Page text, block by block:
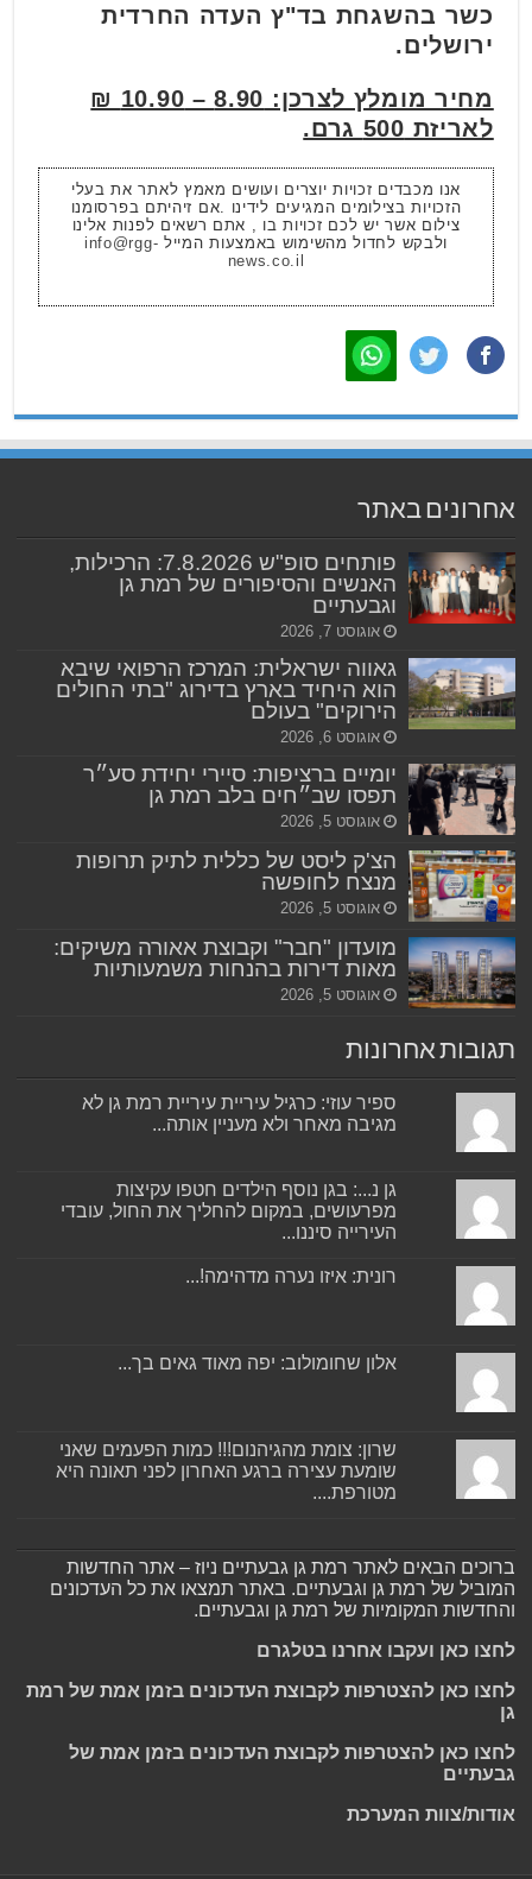
כשר בהשגחת בד"ץ העדה החרדית
ירושלים.
מחיר מומלץ לצרכן: 8.90 – 10.90 ₪
לאריזת 500 גרם.
אנו מכבדים זכויות יוצרים ועושים מאמץ לאתר את בעלי
הזכויות בצילומים המגיעים לידינו .אם זיהיתם בפרסומנו
צילום אשר יש לכם זכויות בו , אתם רשאים לפנות אלינו
ולבקש לחדול מהשימוש באמצעות המייל info@rgg-
news.co.il
אחרונים באתר
פותחים סופ"ש 7.8.2026: הרכילות,
האנשים והסיפורים של רמת גן
וגבעתיים
אוגוסט 7, 2026
גאווה ישראלית: המרכז הרפואי שיבא
הוא היחיד בארץ בדירוג "בתי החולים
הירוקים" בעולם
אוגוסט 6, 2026
יומיים ברציפות: סיירי יחידת סע״ר
תפסו שב״חים בלב רמת גן
אוגוסט 5, 2026
הצ'ק ליסט של כללית לתיק תרופות
מנצח לחופשה
אוגוסט 5, 2026
מועדון "חבר" וקבוצת אאורה משיקים:
מאות דירות בהנחות משמעותיות
אוגוסט 5, 2026
תגובות אחרונות
ספיר עוזי: כרגיל עיריית עיריית רמת גן לא
מגיבה מאחר ולא מעניין אותה...
גן נ...: בגן נוסף הילדים חטפו עקיצות
מפרעושים, במקום להחליך את החול, עובדי
העירייה סיננו...
רונית: איזו נערה מדהימה!...
אלון שחומולוב: יפה מאוד גאים בך...
שרון: צומת מהגיהנום!!! כמות הפעמים שאני
שומעת עצירה ברגע האחרון לפני תאונה היא
מטורפת....
ברוכים הבאים לאתר רמת גן גבעתיים ניוז – אתר החדשות
המוביל של רמת גן וגבעתיים. באתר תמצאו את כל העדכונים
והחדשות המקומיות של רמת גן וגבעתיים.
לחצו כאן ועקבו אחרנו בטלגרם
לחצו כאן להצטרפות לקבוצת העדכונים בזמן אמת של רמת
גן
לחצו כאן להצטרפות לקבוצת העדכונים בזמן אמת של
גבעתיים
אודות/צוות המערכת